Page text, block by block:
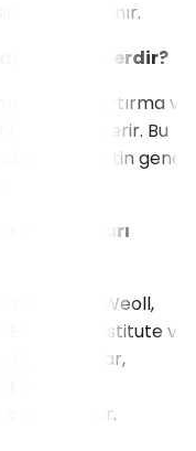
olanak tanır.
nelerdir?
artırma ve
unsurları içerir. Bu
şirketin genel
yazılımları
arasında Weoll,
Branding Institute ve
yazılımlar,
şekilde
olur.